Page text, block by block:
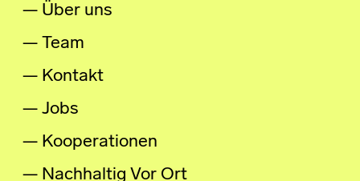
Über uns
Team
Kontakt
Jobs
Kooperationen
Nachhaltig Vor Ort